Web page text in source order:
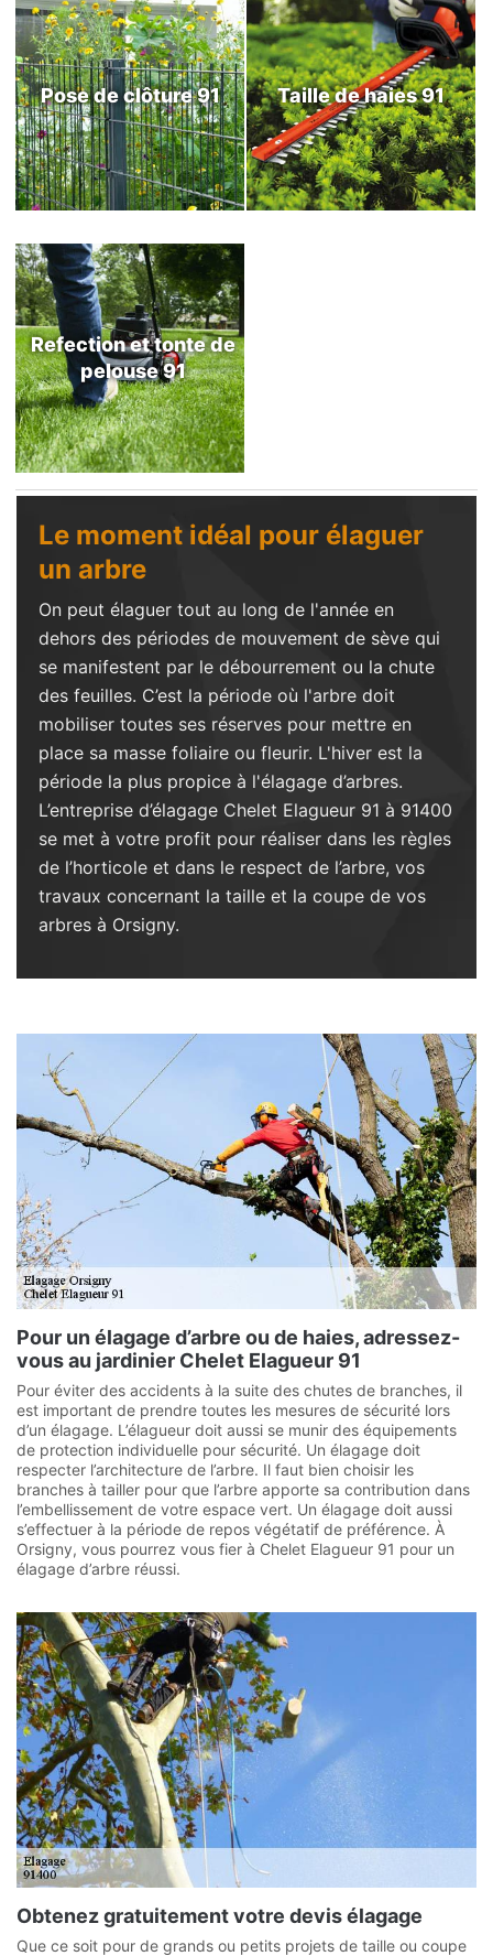
Pose de clôture 91 Taille de haies 91
Refection et tonte de
pelouse 91
Le moment idéal pour élaguer
un arbre
On peut élaguer tout au long de l'année en
dehors des périodes de mouvement de sève qui
se manifestent par le débourrement ou la chute
des feuilles. C’est la période où l'arbre doit
mobiliser toutes ses réserves pour mettre en
place sa masse foliaire ou fleurir. L'hiver est la
période la plus propice à l'élagage d’arbres.
L’entreprise d’élagage Chelet Elagueur 91 à 91400
se met à votre profit pour réaliser dans les règles
de l’horticole et dans le respect de l’arbre, vos
travaux concernant la taille et la coupe de vos
arbres à Orsigny.
Pour un élagage d’arbre ou de haies, adressez-
vous au jardinier Chelet Elagueur 91
Pour éviter des accidents à la suite des chutes de branches, il
est important de prendre toutes les mesures de sécurité lors
d’un élagage. L’élagueur doit aussi se munir des équipements
de protection individuelle pour sécurité. Un élagage doit
respecter l’architecture de l’arbre. Il faut bien choisir les
branches à tailler pour que l’arbre apporte sa contribution dans
l’embellissement de votre espace vert. Un élagage doit aussi
s’effectuer à la période de repos végétatif de préférence. À
Orsigny, vous pourrez vous fier à Chelet Elagueur 91 pour un
élagage d’arbre réussi.
Obtenez gratuitement votre devis élagage
Que ce soit pour de grands ou petits projets de taille ou coupe